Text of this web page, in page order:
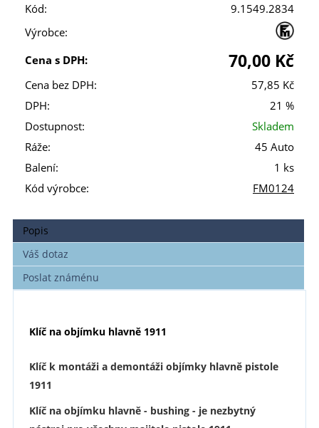
Kód:
9.1549.2834
Výrobce:
Cena s DPH:
70,00 Kč
Cena bez DPH:
57,85 Kč
DPH:
21 %
Dostupnost:
Skladem
Ráže:
45 Auto
Balení:
1 ks
Kód výrobce:
FM0124
Popis
Váš dotaz
Poslat známénu
Klíč na objímku hlavně 1911
Klíč k montáži a demontáži objímky hlavně pistole
1911
Klíč na objímku hlavně - bushing - je nezbytný